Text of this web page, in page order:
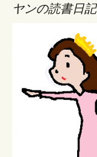
ヤンの読書日記